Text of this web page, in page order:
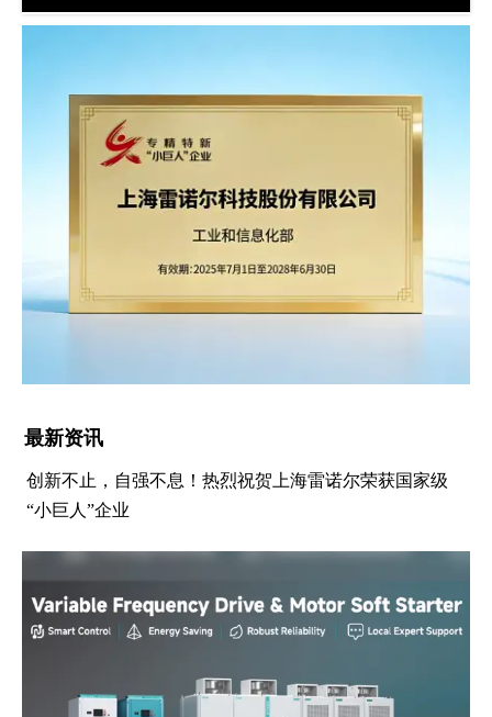
最新资讯
创新不止，自强不息！热烈祝贺上海雷诺尔荣获国家级
“小巨人”企业